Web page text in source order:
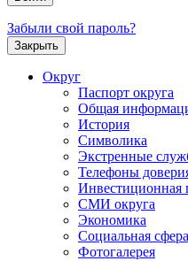
Забыли свой пароль?
Закрыть
Округ
Паспорт округа
Общая
История
Символика
Экстренные
Телефоны
Инвестиционная
СМИ округа
Экономика
Социальная сфера
Фотогалерея